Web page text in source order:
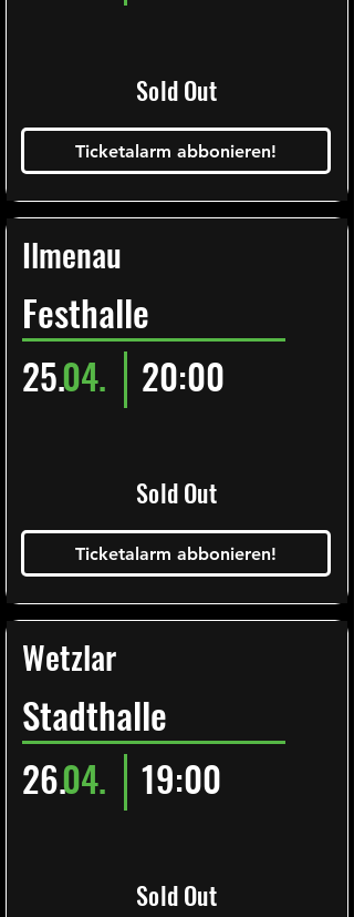
Sold Out
Ticketalarm abbonieren!
Ilmenau
Festhalle
25.04. 20:00
Sold Out
Ticketalarm abbonieren!
Wetzlar
Stadthalle
26.04. 19:00
Sold Out